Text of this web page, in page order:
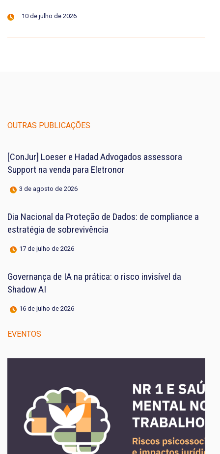
10 de julho de 2026
OUTRAS PUBLICAÇÕES
[ConJur] Loeser e Hadad Advogados assessora
Support na venda para Eletronor
3 de agosto de 2026
Dia Nacional da Proteção de Dados: de compliance a
estratégia de sobrevivência
17 de julho de 2026
Governança de IA na prática: o risco invisível da
Shadow AI
16 de julho de 2026
EVENTOS